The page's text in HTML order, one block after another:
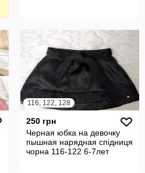
116, 122, 128
250 грн
Черная юбка на девочку
пышная нарядная спідниця
чорна 116-122 6-7лет